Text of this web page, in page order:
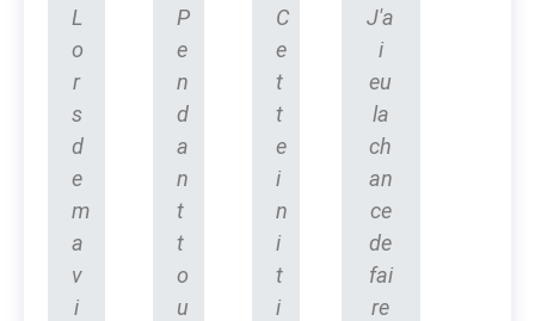
L
o
r
s
d
e
m
a
v
i
P
e
n
d
a
n
t
t
o
u
C
e
t
t
e
i
n
i
t
i
J'a
i
eu
la
ch
an
ce
de
fai
re